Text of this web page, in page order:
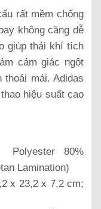
rất mềm chống
không căng dễ
giúp thải khí tích
cảm giác ngột
thoải mái. Adidas
hiệu suất cao
80%
Lamination)
x 7,2 cm;